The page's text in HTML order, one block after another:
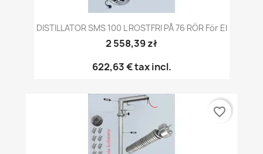
DISTILLATOR SMS 100 L ROSTFRI PÅ 76 RÖR För El
2 558,39 zł
622,63 €tax incl.
favorite_border